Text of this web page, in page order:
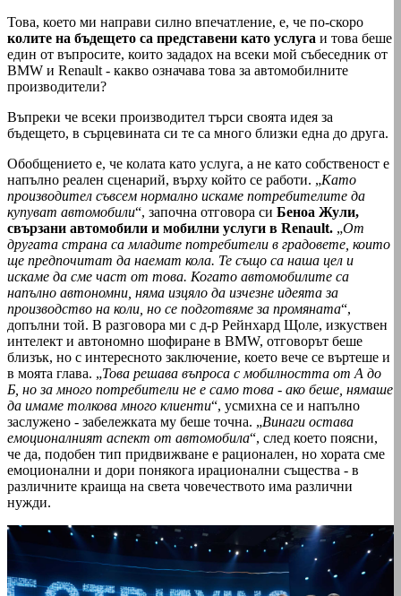
Това, което ми направи силно впечатление, е, че по-скоро
колите на бъдещето са представени като услуга и това беше
един от въпросите, които зададох на всеки мой събеседник от
BMW и Renault - какво означава това за автомобилните
производители?
Въпреки че всеки производител търси своята идея за
бъдещето, в сърцевината си те са много близки една до друга.
Обобщението е, че колата като услуга, а не като собственост е
напълно реален сценарий, върху който се работи. „Като
производител съвсем нормално искаме потребителите да
купуват автомобили“, започна отговора си Беноа Жули,
свързани автомобили и мобилни услуги в Renault. „От
другата страна са младите потребители в градовете, които
ще предпочитат да наемат кола. Те също са наша цел и
искаме да сме част от това. Когато автомобилите са
напълно автономни, няма изцяло да изчезне идеята за
производство на коли, но се подготвяме за промяната“,
допълни той. В разговора ми с д-р Рейнхард Щоле, изкуствен
интелект и автономно шофиране в BMW, отговорът беше
близък, но с интересното заключение, което вече се въртеше и
в моята глава. „Това решава въпроса с мобилността от А до
Б, но за много потребители не е само това - ако беше, нямаше
да имаме толкова много клиенти“, усмихна се и напълно
заслужено - забележката му беше точна. „Винаги остава
емоционалният аспект от автомобила“, след което поясни,
че да, подобен тип придвижване е рационален, но хората сме
емоционални и дори понякога ирационални същества - в
различните краища на света човечеството има различни
нужди.